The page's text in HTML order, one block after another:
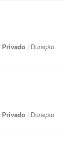
Privado | Duração
Privado | Duração